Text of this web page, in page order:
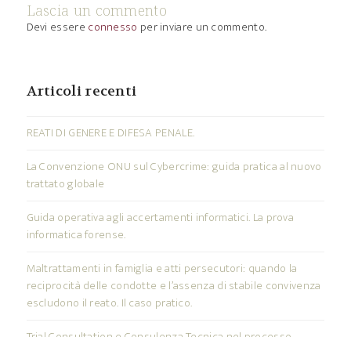
Lascia un commento
Devi essere connesso per inviare un commento.
Articoli recenti
REATI DI GENERE E DIFESA PENALE.
La Convenzione ONU sul Cybercrime: guida pratica al nuovo
trattato globale
Guida operativa agli accertamenti informatici. La prova
informatica forense.
Maltrattamenti in famiglia e atti persecutori: quando la
reciprocità delle condotte e l’assenza di stabile convivenza
escludono il reato. Il caso pratico.